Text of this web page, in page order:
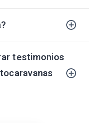
testimonios